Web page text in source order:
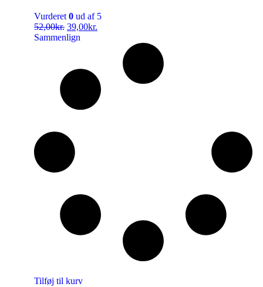
Vurderet0 ud af 5
52,00kr. 39,00kr.
Sammenlign
Tilføj til kurv